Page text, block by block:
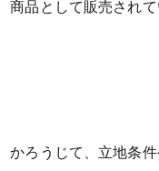
商品として販売され
かろうじて、立地条